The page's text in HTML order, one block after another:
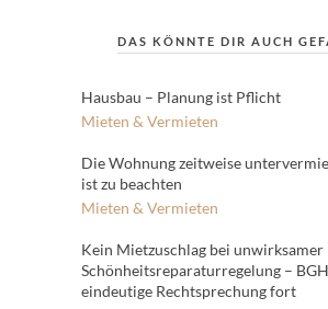
DAS KÖNNTE DIR AUCH
Hausbau – Planung ist Pflicht
Mieten & Vermieten
Die Wohnung zeitweise
ist zu beachten
Mieten & Vermieten
Kein Mietzuschlag bei unwirksamer
Schönheitsreparaturregelung –
eindeutige Rechtsprechung fort